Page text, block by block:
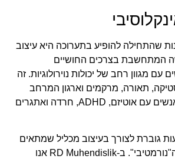
שהתחילה להופיע בתערוכה היא עיצוב
המתחשבת בצרכים החושיים
עם מגוון רחב של יכולות נוירולוגיות. זה
תאורה, מרקמים וארגון המרחב
באופן שמתאים גם לאנשים עם אוטיזם, ADHD, חרדה ואתגרים
גוברת לצורך בעיצוב מכליל שמתאים
ב-RD Muhendislik אנו